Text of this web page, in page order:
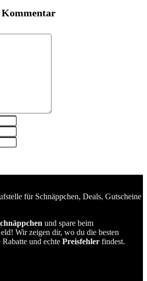
Kommentar
für Schnäppchen, Deals, Gutscheine
und spare beim
Wir zeigen dir, wo du die besten
und echte Preisfehler findest.